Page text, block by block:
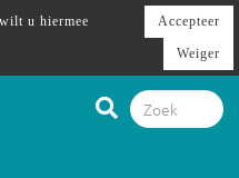
u hiermee
Accepteer
Weiger